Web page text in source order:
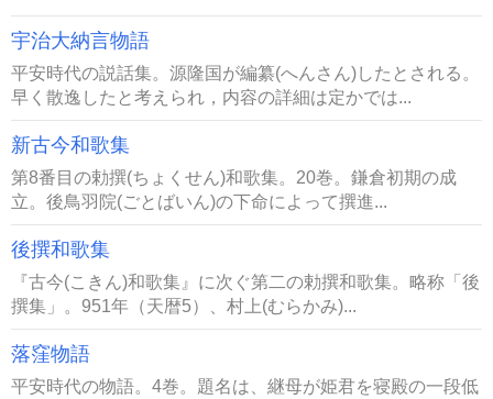
宇治大納言物語
平安時代の説話集。源隆国が編纂(へんさん)したとされる。
早く散逸したと考えられ，内容の詳細は定かでは...
新古今和歌集
第8番目の勅撰(ちょくせん)和歌集。20巻。鎌倉初期の成
立。後鳥羽院(ごとばいん)の下命によって撰進...
後撰和歌集
『古今(こきん)和歌集』に次ぐ第二の勅撰和歌集。略称「後
撰集」。951年（天暦5）、村上(むらかみ)...
落窪物語
平安時代の物語。4巻。題名は、継母が姫君を寝殿の一段低